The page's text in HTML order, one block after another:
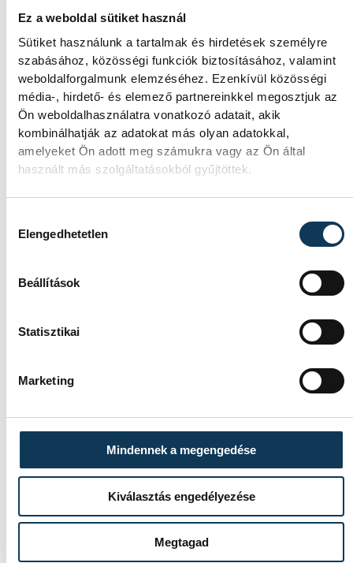
Ez a weboldal sütiket használ
Sütiket használunk a tartalmak és hirdetések személyre
szabásához, közösségi funkciók biztosításához, valamint
weboldalforgalmunk elemzéséhez. Ezenkívül közösségi
média-, hirdető- és elemező partnereinkkel megosztjuk az
Ön weboldalhasználatra vonatkozó adatait, akik
kombinálhatják az adatokat más olyan adatokkal,
amelyeket Ön adott meg számukra vagy az Ön által
használt más szolgáltatásokból gyűjtöttek.
Elengedhetetlen
Beállítások
Statisztikai
Marketing
Mindennek a megengedése
Kiválasztás engedélyezése
Megtagad
A Balatoni Kör idén tizenkettedik
alkalommal hirdette meg az év
strandétele versenyt, amelyre minden
eddiginél több, 22 vendéglátóhely 44
étellel indult. Egy fonyódi hely nyert...
Meglepték az elemzőket a
júliusi inflációs adatok
Hatalmas meglepetésként értékelték az
Sorra kerülnek elő
alacsony Dunából
A folyó rekordalacsony vízállása miatt egy
csaknem komplett, II. világháborús
német DKW NZ 350-1
motorkerékpárbukkant elő a Batthyány
téri rakpart sziklái alól, máshol pedig egy
közel féltonnás brit akna került elő.